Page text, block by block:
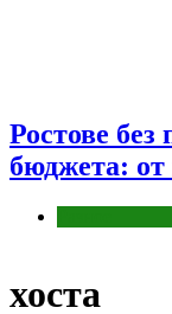
Ростове
бюджета:
хоста